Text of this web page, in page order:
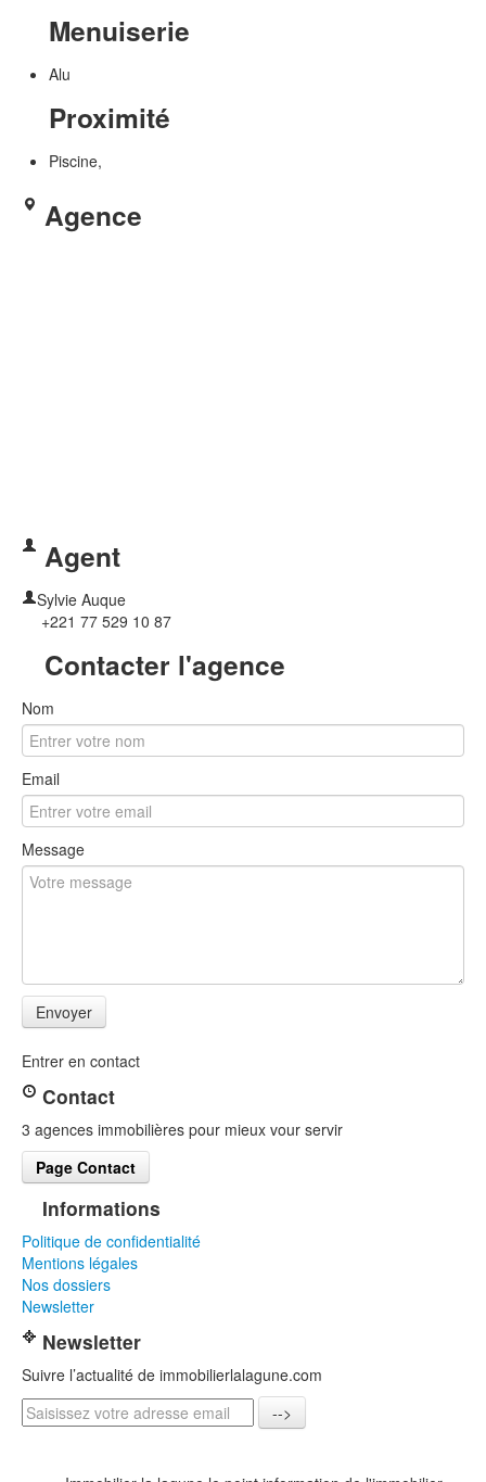
Menuiserie
Alu
Proximité
Piscine,
Agence
Agent
Sylvie Auque
+221 77 529 10 87
Contacter l'agence
Nom
Email
Message
Entrer en contact
Contact
3 agences immobilières pour mieux vour servir
Page Contact
Informations
Politique de confidentialité
Mentions légales
Nos dossiers
Newsletter
Newsletter
Suivre l’actualité de immobilierlalagune.com
-->